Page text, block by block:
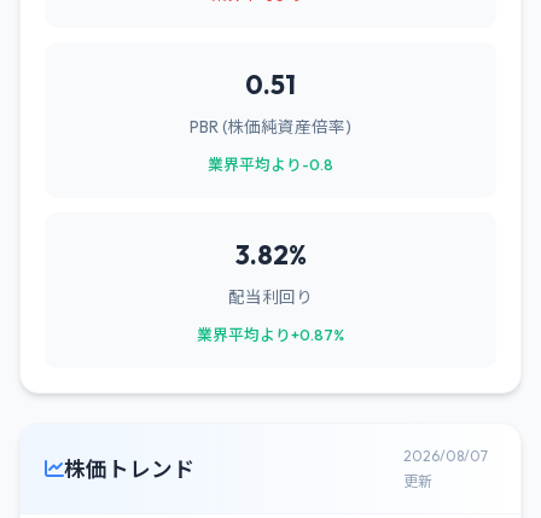
0.51
PBR (株価純資産倍率)
業界平均より-0.8
3.82%
配当利回り
業界平均より+0.87%
株価トレンド
2026/08/07
更新